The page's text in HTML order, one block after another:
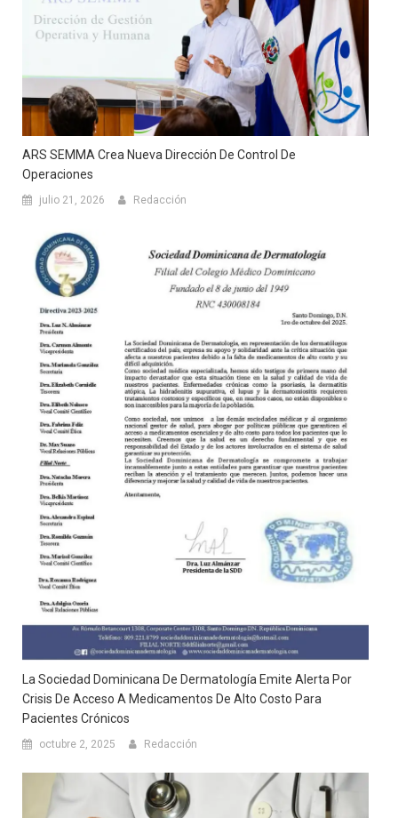
ARS SEMMA Crea Nueva Dirección De Control De
Operaciones
julio 21, 2026 Redacción
La Sociedad Dominicana De Dermatología Emite Alerta Por
Crisis De Acceso A Medicamentos De Alto Costo Para
Pacientes Crónicos
octubre 2, 2025 Redacción